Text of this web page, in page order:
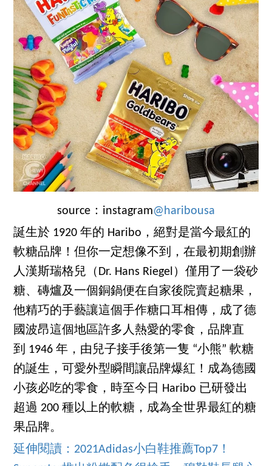
source：instagram@haribousa
誕生於 1920 年的 Haribo，絕對是當今最紅的
軟糖品牌！但你一定想像不到，在最初期創辦
人漢斯瑞格兒（Dr. Hans Riegel）僅用了一袋砂
糖、磚爐及一個銅鍋便在自家後院賣起糖果，
他精巧的手藝讓這個手作糖口耳相傳，成了德
國波昂這個地區許多人熱愛的零食，品牌直
到 1946 年，由兒子接手後第一隻 “小熊” 軟糖
的誕生，可愛外型瞬間讓品牌爆紅！成為德國
小孩必吃的零食，時至今日 Haribo 已研發出
超過 200 種以上的軟糖，成為全世界最紅的糖
果品牌。
延伸閱讀：2021Adidas小白鞋推薦Top7！